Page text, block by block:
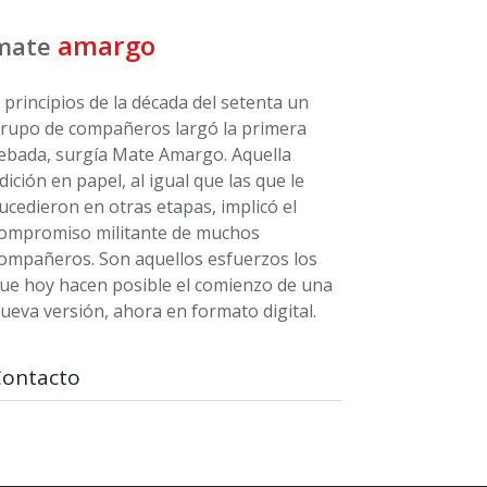
amargo
principios de la década del setenta un
de compañeros largó la primera
surgía Mate Amargo. Aquella
en papel, al igual que las que le
en otras etapas, implicó el
militante de muchos
Son aquellos esfuerzos los
hoy hacen posible el comienzo de una
versión, ahora en formato digital.